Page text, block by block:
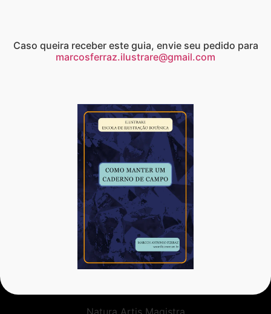
Caso queira receber este guia, envie seu pedido para
marcosferraz.ilustrare@gmail.com
Natura Artis Magistra